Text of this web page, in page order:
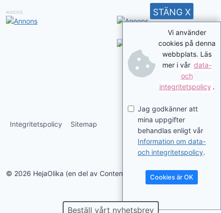
ANNONS
Integritetspolicy Sitemap
© 2026 HejaOlika (en del av Contentverkstan.se)
Beställ vårt nyhetsbrev
Vi använder
cookies på denna
webbplats. Läs
mer i vår data-
och
integritetspolicy .
Jag godkänner att
mina uppgifter
behandlas enligt vår
Information om data-
och integritetspolicy.
Cookies är OK
STÄNG X